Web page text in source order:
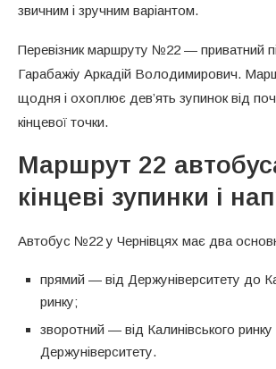
звичним і зручним варіантом.
Перевізник маршруту №22 — приватний
Гарабажіу Аркадій Володимирович.
щодня і охоплює дев’ять зупинок від
кінцевої точки.
Маршрут 22
кінцеві зупинки і
Автобус №22 у Чернівцях має два
прямий — від Держуніверситету до
ринку;
зворотний — від Калинівського
Держуніверситету.